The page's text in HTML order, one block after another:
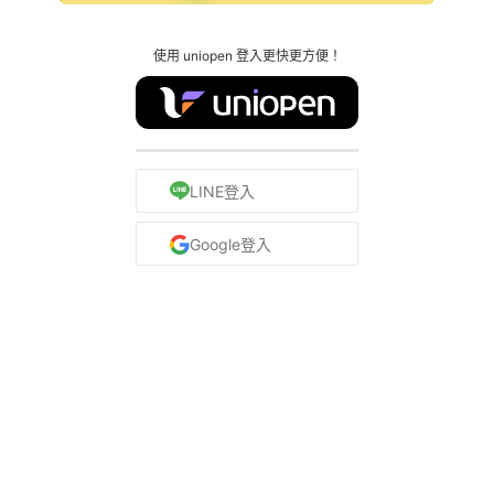
使用 uniopen 登入更快更方便！
LINE登入
Google登入